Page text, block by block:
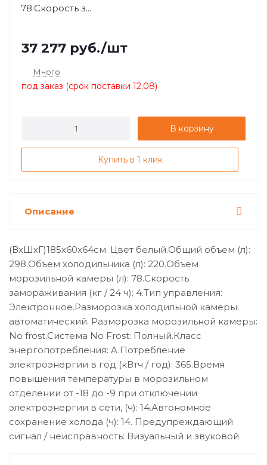
78.Скорость з...
37 277 руб./шт
Много
под заказ (срок поставки 12.08)
В корзину
Купить в 1 клик
Описание
(ВхШхГ)185х60х64см. Цвет белый.Общий объем (л):
298.Объем холодильника (л): 220.Объём
морозильной камеры (л): 78.Скорость
замораживания (кг / 24 ч): 4.Тип управления:
Электронное.Разморозка холодильной камеры:
автоматический. Разморозка морозильной камеры:
No frost.Система No Frost: Полный.Класс
энергопотребления: A.Потребление
электроэнергии в год (кВтч / год): 365.Время
повышения температуры в морозильном
отделении от -18 до -9 при отключении
электроэнергии в сети, (ч): 14.Автономное
сохранение холода (ч): 14. Предупреждающий
сигнал / неисправность: Визуальный и звуковой